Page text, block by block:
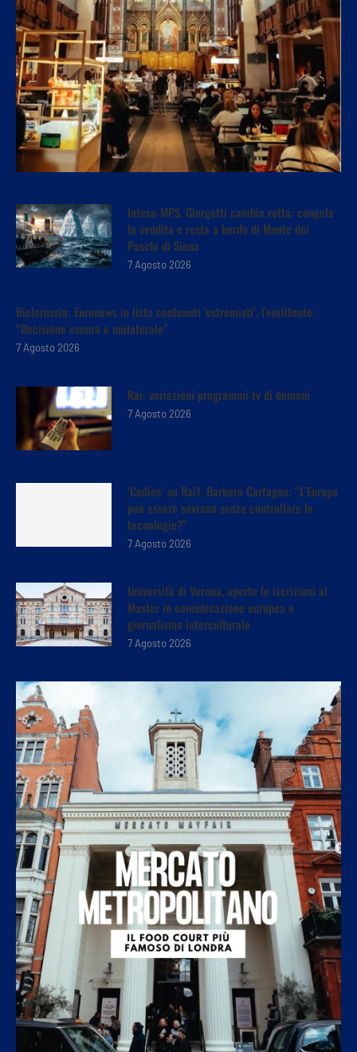
Intesa-MPS, Giorgetti cambia rotta: congela
la vendita e resta a bordo di Monte dei
Paschi di Siena
7 Agosto 2026
Bielorussia: Euronews in lista contenuti ‘estremisti’, l’emittente:
“Decisione oscura e unilaterale”
7 Agosto 2026
Rai: variazioni programmi tv di domani
7 Agosto 2026
‘Codice’ su Rai1, Barbara Carfagna: “L’Europa
può essere sovrana senza controllare le
tecnologie?”
7 Agosto 2026
Università di Verona, aperte le iscrizioni al
Master in comunicazione europea e
giornalismo interculturale
7 Agosto 2026